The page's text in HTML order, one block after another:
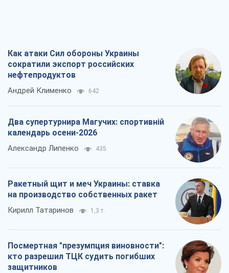
Как атаки Сил обороны Украины
сократили экспорт российских
нефтепродуктов
Андрей Клименко 642
Два супертурнира Магучих: спортивній
календарь осени-2026
Александр Липенко 435
Ракетный щит и меч Украины: ставка
на производство собственных ракет
Кирилл Татаринов 1,3 т.
Посмертная "презумпция виновности":
кто разрешил ТЦК судить погибших
защитников